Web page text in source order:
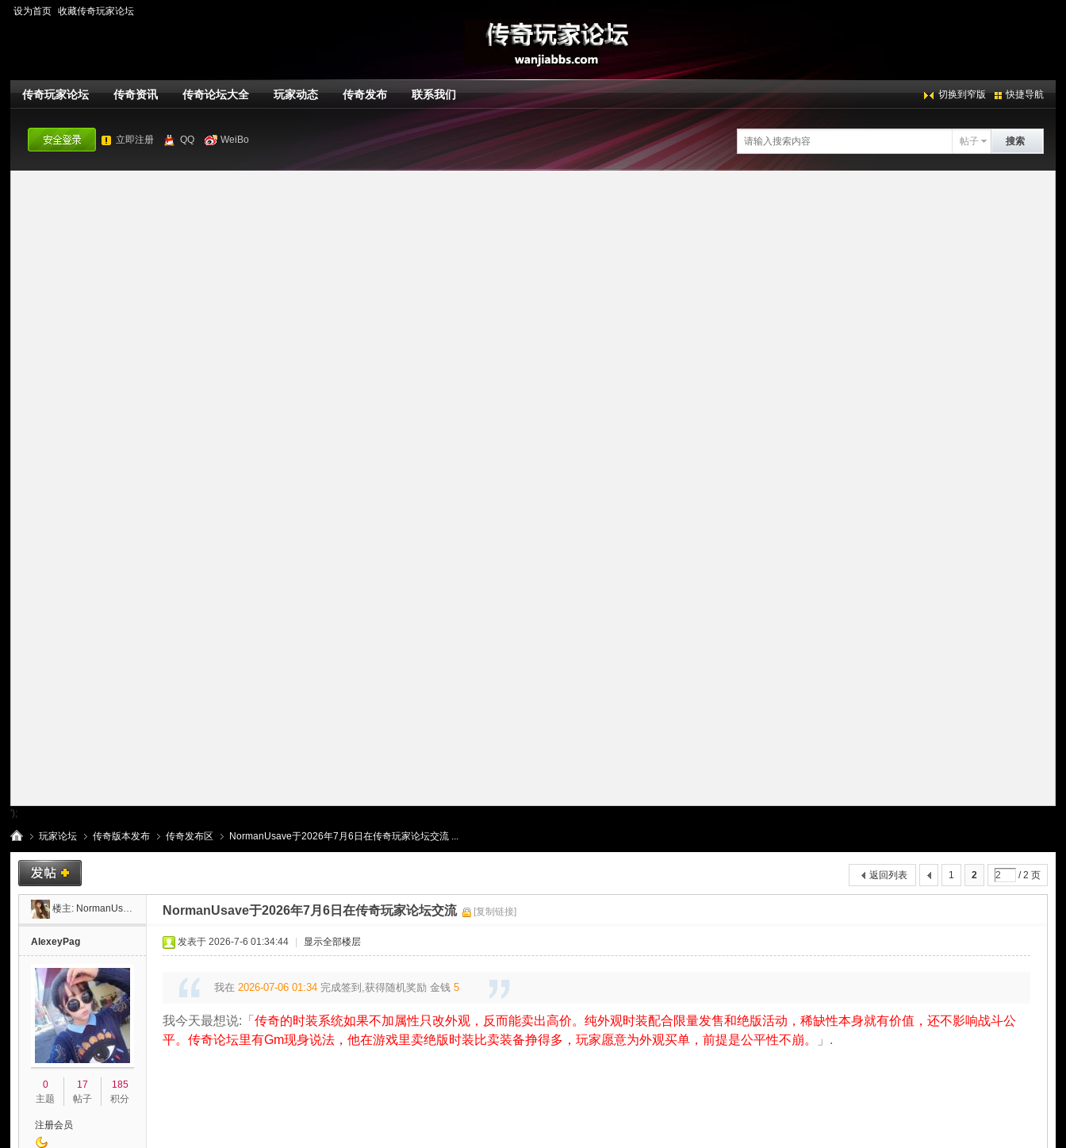
设为首页 收藏传奇玩家论坛
快捷导航
切换到窄版
传奇玩家论坛 传奇资讯 传奇论坛大全 玩家动态 传奇发布 联系我们
立即注册 QQ WeiBo 帖子 搜索
');
玩家论坛
›
传奇版本发布 传奇发布区
›
NormanUsave于2026年7月6日在传奇玩家论坛交流 ...
1 2 / 2 页
返回列表
楼主: NormanUsave NormanUsave于2026年7月6日在传奇玩家论坛交流 [复制链接]
AlexeyPag
0
主题
17
帖子
185
积分
注册会员
发表于 2026-7-6 01:34:44 显示全部楼层
我在 2026-07-06 01:34 完成签到,获得随机奖励金钱5
我今天最想说:「传奇的时装系统如果不加属性只改外观，反而能卖出高价。纯外观时装配合限量发售和绝版活动，稀缺性本身就有价值，还不影响战斗公
平。传奇论坛里有Gm现身说法，他在游戏里卖绝版时装比卖装备挣得多，玩家愿意为外观买单，前提是公平性不崩。
」.